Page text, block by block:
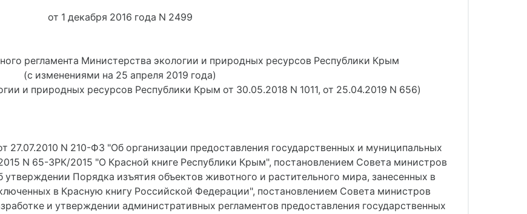
от 1 декабря 2016 года N 2499
регламента Министерства экологии и природных ресурсов Республики Крым
(с изменениями на 25 апреля 2019 года)
и природных ресурсов Республики Крым от 30.05.2018 N 1011, от 25.04.2019 N 656)
27.07.2010 N 210-ФЗ "Об организации предоставления государственных и муниципальных
N 65-ЗРК/2015 "О Красной книге Республики Крым", постановлением Совета министров
Порядка изъятия объектов животного и растительного мира, занесенных в
в Красную книгу Российской Федерации", постановлением Совета министров
и утверждении административных регламентов предоставления государственных